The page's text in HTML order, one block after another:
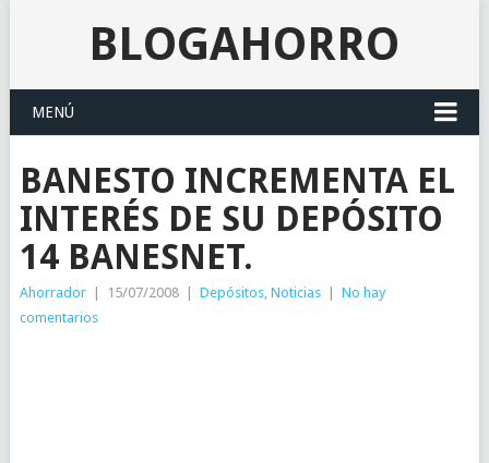
BLOGAHORRO
MENÚ
BANESTO INCREMENTA EL
INTERÉS DE SU DEPÓSITO
14 BANESNET.
Ahorrador 15/07/2008 Depósitos, Noticias
No hay
comentarios